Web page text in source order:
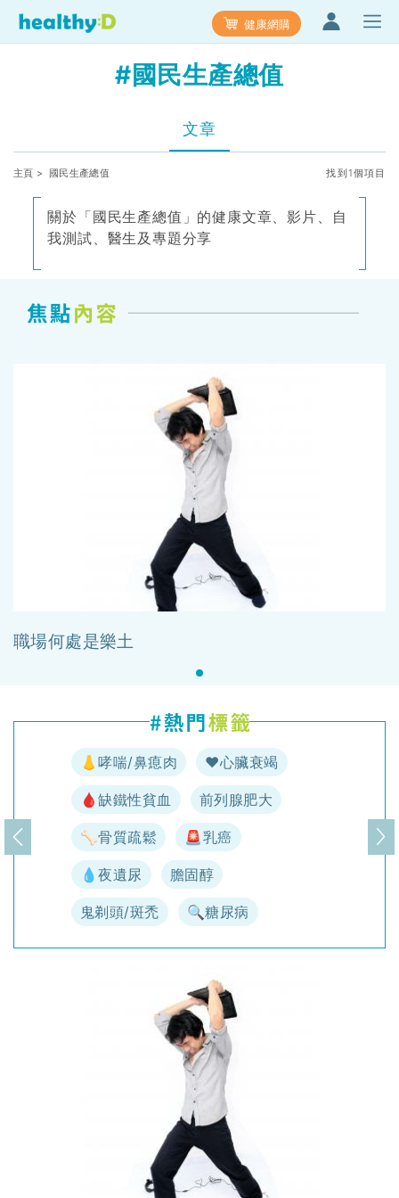
健康網購
#國民生產總值
文章
主頁 > 國民生產總值 找到1個項目
關於「國民生產總值」的健康文章、影片、自
我測試、醫生及專題分享
職場何處是樂土
👃哮喘/鼻瘜肉 ♥️心臟衰竭
🩸缺鐵性貧血 前列腺肥大
🦴骨質疏鬆 🚨乳癌
💧夜遺尿 膽固醇
鬼剃頭/斑禿 🔍糖尿病
上一頁 下